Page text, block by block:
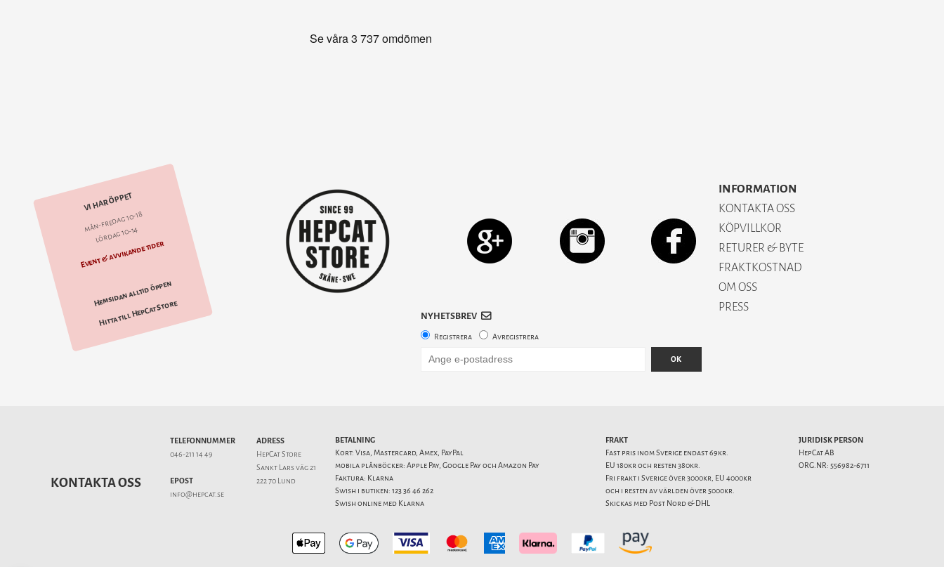
VI HAR ÖPPET
mån-fredag 10-18
lördag 10-14
Event & avvikande tider
Hemsidan alltid öppen
Hitta till HepCat Store
INFORMATION
KONTAKTA OSS
KÖPVILLKOR
RETURER & BYTE
FRAKTKOSTNAD
OM OSS
PRESS
NYHETSBREV
Registrera Avregistrera
OK
KONTAKTA OSS
TELEFONNUMMER
046-211 14 49
EPOST
info@hepcat.se
ADRESS
HepCat Store
Sankt Lars väg 21
222 70 Lund
BETALNING
Kort: Visa, Mastercard, Amex, PayPal
mobila plånböcker: Apple Pay, Google Pay och Amazon Pay
Faktura: Klarna
Swish i butiken: 123 36 46 262
Swish online med Klarna
FRAKT
Fast pris inom Sverige endast 69kr.
EU 180kr och resten 380kr.
Fri frakt i Sverige över 3000kr, EU 4000kr
och i resten av världen över 5000kr.
Skickas med Post Nord & DHL
JURIDISK PERSON
HepCat AB
ORG.NR: 556982-6711